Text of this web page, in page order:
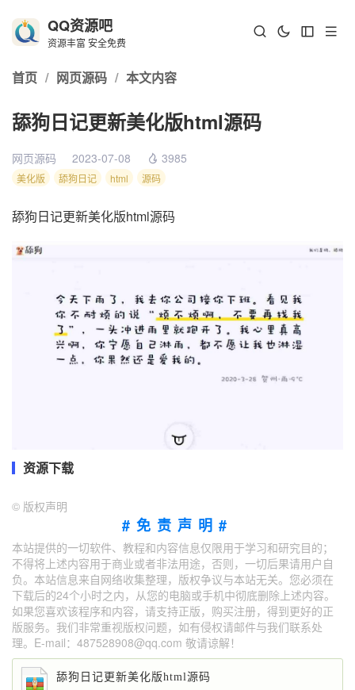
QQ资源吧
资源丰富 安全免费
首页 / 网页源码 / 本文内容
舔狗日记更新美化版html源码
网页源码 2023-07-08 3985
美化版 舔狗日记 html 源码
舔狗日记更新美化版html源码
资源下载
© 版权声明
#免责声明#
本站提供的一切软件、教程和内容信息仅限用于学习和研究目的；
不得将上述内容用于商业或者非法用途，否则，一切后果请用户自
负。本站信息来自网络收集整理，版权争议与本站无关。您必须在
下载后的24个小时之内，从您的电脑或手机中彻底删除上述内容。
如果您喜欢该程序和内容，请支持正版，购买注册，得到更好的正
版服务。我们非常重视版权问题，如有侵权请邮件与我们联系处
理。E-mail：487528908@qq.com 敬请谅解！
舔狗日记更新美化版html源码